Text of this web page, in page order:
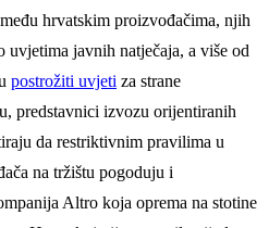
hrvatskim proizvođačima, njih
uvjetima javnih natječaja, a više od
postrožiti uvjeti za strane
predstavnici izvozu orijentiranih
da restriktivnim pravilima u
na tržištu pogoduju i
Altro koja oprema na stotine